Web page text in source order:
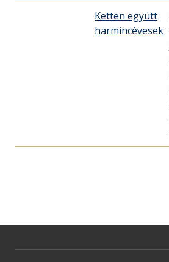
Ketten együtt
harmincévesek